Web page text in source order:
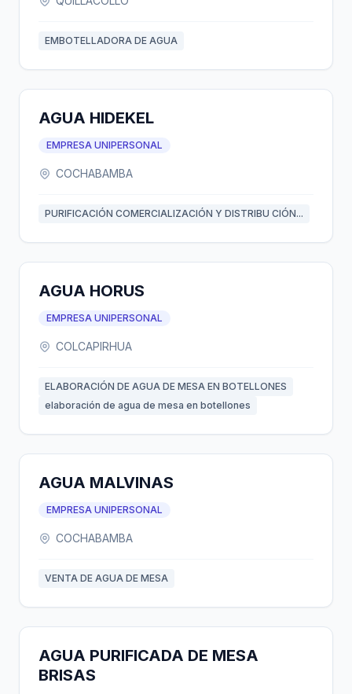
EMBOTELLADORA DE AGUA
AGUA HIDEKEL
EMPRESA UNIPERSONAL
COCHABAMBA
PURIFICACIÓN COMERCIALIZACIÓN Y DISTRIBU CIÓN...
AGUA HORUS
EMPRESA UNIPERSONAL
COLCAPIRHUA
ELABORACIÓN DE AGUA DE MESA EN BOTELLONES
elaboración de agua de mesa en botellones
AGUA MALVINAS
EMPRESA UNIPERSONAL
COCHABAMBA
VENTA DE AGUA DE MESA
AGUA PURIFICADA DE MESA
BRISAS